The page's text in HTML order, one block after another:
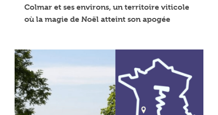
Colmar et ses environs, un territoire viticole
où la magie de Noël atteint son apogée